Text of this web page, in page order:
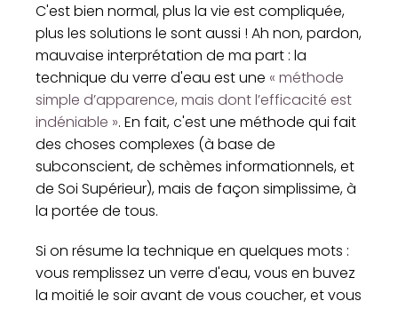
C'est bien normal, plus la vie est compliquée,
plus les solutions le sont aussi ! Ah non, pardon,
mauvaise interprétation de ma part : la
technique du verre d'eau est une « méthode
simple d’apparence, mais dont l’efficacité est
indéniable ». En fait, c'est une méthode qui fait
des choses complexes (à base de
subconscient, de schèmes informationnels, et
de Soi Supérieur), mais de façon simplissime, à
la portée de tous.
Si on résume la technique en quelques mots :
vous remplissez un verre d'eau, vous en buvez
la moitié le soir avant de vous coucher, et vous